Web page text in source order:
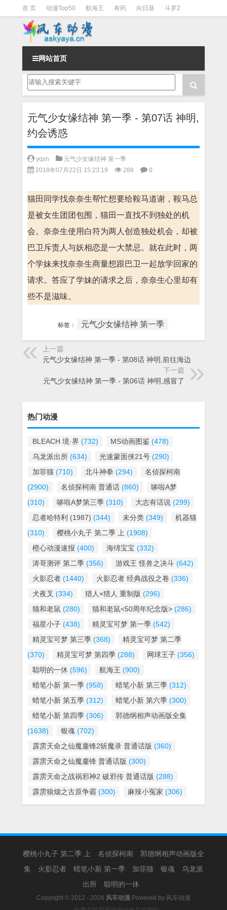
首 页 动漫Top50 航海王 有药 向日葵 斗罗2
斗罗3 火影 一拳超人
网站首页
元气少女缘结神 第一季 - 第07话 神明,
约会诱惑
yqsn
元气少女缘结神 第一季
2018年07月22日 15:23:19
288 0
猫田同学找奈奈生帮忙想要给鞍马道谢，鞍马总
是被女生团团包围，猫田一直找不到独处的机
会。奈奈生使用白符为两人创造独处机会，却被
巴卫斥责人与妖相恋是一大禁忌。就在此时，两
个学妹来找奈奈生商量想跟巴卫一起放学回家的
请求。答应了学妹的请求之后，奈奈生心里却有
些不是滋味。
标签： 元气少女缘结神 第一季
上一篇
元气少女缘结神 第一季 - 第08话 神明,前往海边
下一篇
元气少女缘结神 第一季 - 第06话 神明,感冒了
热门动漫
BLEACH 境·界 (732) MS动画图鉴 (478)
乌龙派出所 (634) 光速蒙面侠21号 (290)
加菲猫 (710) 北斗神拳 (294)
名侦探柯南
(2900)
名侦探柯南 普通话 (860)
哆啦A梦
(310)
哆啦A梦第三季 (310) 大志有话说 (299)
忍者哈特利 (1987) (344) 未分类 (349)
机器猫
(310)
樱桃小丸子 第二季 上 (1908)
橙心动漫速报 (400) 海绵宝宝 (332)
涛哥测评 第二季 (356) 游戏王 怪兽之决斗 (642)
火影忍者 (1440) 火影忍者 经典战役之卷 (336)
犬夜叉 (334) 猎人×猎人 重制版 (296)
猫和老鼠 (280) 猫和老鼠<50周年纪念版> (286)
福星小子 (438) 精灵宝可梦 第一季 (542)
精灵宝可梦 第三季 (368)
精灵宝可梦 第二季
(370)
精灵宝可梦 第四季 (288) 网球王子 (356)
聪明的一休 (596) 航海王 (900)
蜡笔小新 第一季 (958) 蜡笔小新 第三季 (312)
蜡笔小新 第五季 (312) 蜡笔小新 第六季 (300)
蜡笔小新 第四季 (306)
郭德纲相声动画版全集
(1638)
银魂 (702)
霹雳天命之仙魔鏖锋2斩魔录 普通话版 (360)
霹雳天命之仙魔鏖锋 普通话版 (300)
霹雳天命之战祸邪神2 破邪传 普通话版 (288)
霹雳狼烟之古原争霸 (300) 麻辣小冤家 (306)
樱桃小丸子 第二季 上 名侦探柯南
郭德纲相声动画版全
集
火影忍者 蜡笔小新 第一季 加菲猫 银魂
乌龙派
出所
聪明的一休
Copyright © 2012 - 2026 风车动漫 Powered by 风车动漫